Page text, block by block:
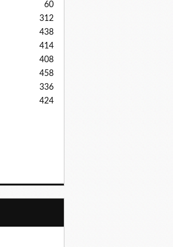
60
312
438
414
408
458
336
424